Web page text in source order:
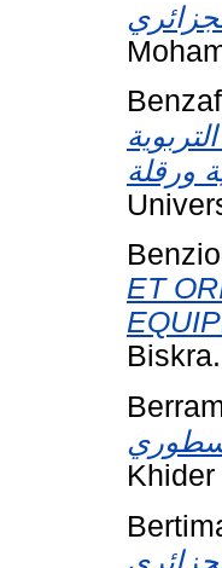
ET
Biskra.